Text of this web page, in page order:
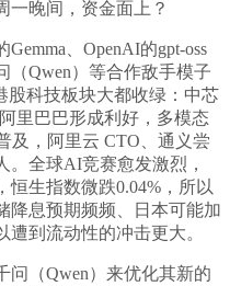
一晚间，资金面上？
、OpenAI的gpt-oss
（Qwen）等合作敌手模子
股科技板块大都收绿：中芯
里巴巴形成利好，多模态
及，阿里云 CTO、通义尝
。全球AI竞赛愈发激烈，
恒生指数微跌0.04%，所以
降息预期频频、日本可能加
到流动性的冲击更大。
（Qwen）来优化其新的